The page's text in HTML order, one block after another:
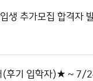
생 추가모집 합격자
(후기 입학자)★ ~ 7/